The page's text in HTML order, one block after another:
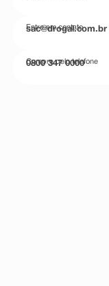
Entre em contato
sac@drogal.com.br
Compre pelo telefone
0800 347 0000